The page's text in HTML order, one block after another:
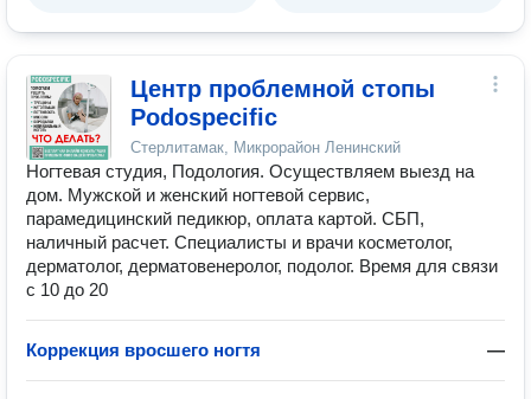
Центр проблемной стопы
Podospecific
Стерлитамак, Микрорайон Ленинский
Ногтевая студия, Подология. Осуществляем выезд на
дом. Мужской и женский ногтевой сервис,
парамедицинский педикюр, оплата картой. СБП,
наличный расчет. Специалисты и врачи косметолог,
дерматолог, дерматовенеролог, подолог. Время для связи
с 10 до 20
Коррекция вросшего ногтя —